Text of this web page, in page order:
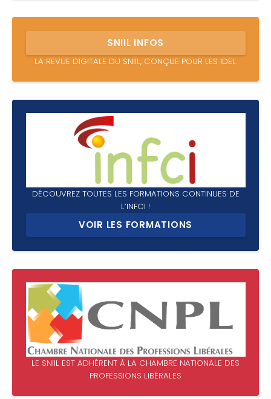
SNIIL INFOS
LA REVUE DIGITALE DU SNIIL, CONÇUE POUR LES IDEL.
DÉCOUVREZ TOUTES LES FORMATIONS CONTINUES DE
L’INFCI !
VOIR LES FORMATIONS
LE SNIIL EST ADHÉRENT À LA CHAMBRE NATIONALE DES
PROFESSIONS LIBÉRALES